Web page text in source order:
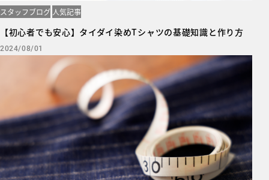
スタッフブログ 人気記事
【初心者でも安心】タイダイ染めTシャツの基礎知識と作り方
2024/08/01